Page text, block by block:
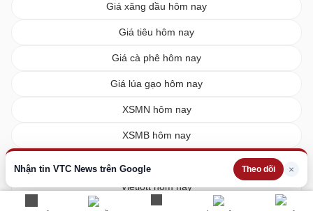
Nhận tin VTC News trên Google Theo dõi ×
Giá xăng dầu hôm nay
Giá tiêu hôm nay
Giá cà phê hôm nay
Giá lúa gạo hôm nay
XSMN hôm nay
XSMB hôm nay
Vietlott hôm nay